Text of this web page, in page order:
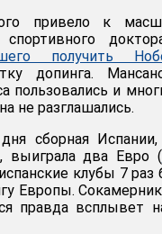
привело к
спортивного
получить
допинга.
пользовались и
не разглашались.
сборная
выиграла два Евро (
клубы 7
Европы.
правда всплывет